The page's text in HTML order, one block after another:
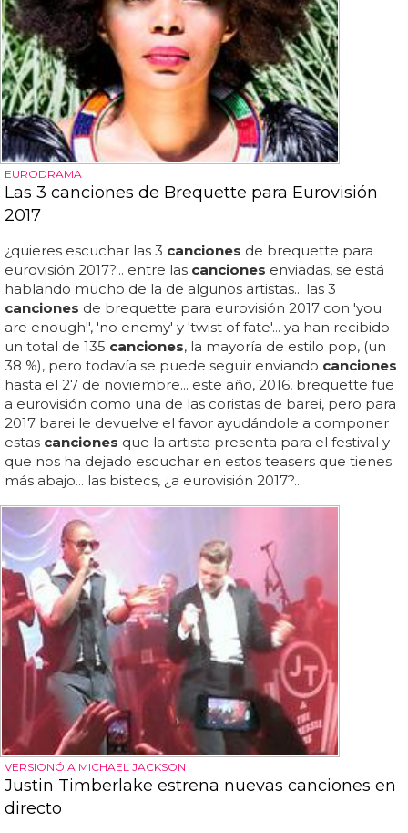
EURODRAMA
Las 3 canciones de Brequette para Eurovisión
2017
¿quieres escuchar las 3 canciones de brequette para
eurovisión 2017?... entre las canciones enviadas, se está
hablando mucho de la de algunos artistas... las 3
canciones de brequette para eurovisión 2017 con 'you
are enough!', 'no enemy' y 'twist of fate'... ya han recibido
un total de 135 canciones, la mayoría de estilo pop, (un
38 %), pero todavía se puede seguir enviando canciones
hasta el 27 de noviembre... este año, 2016, brequette fue
a eurovisión como una de las coristas de barei, pero para
2017 barei le devuelve el favor ayudándole a componer
estas canciones que la artista presenta para el festival y
que nos ha dejado escuchar en estos teasers que tienes
más abajo... las bistecs, ¿a eurovisión 2017?...
VERSIONÓ A MICHAEL JACKSON
Justin Timberlake estrena nuevas canciones en
directo